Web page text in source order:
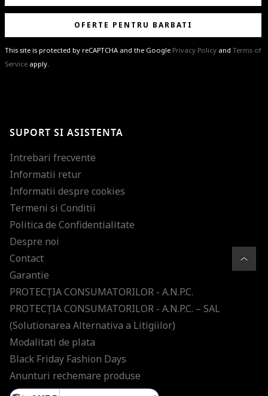
OFERTE PENTRU BARBATI
This site is protected by reCAPTCHA and the Google Privacy Policy and Terms of
Service apply.
ultimele tendinte in moda!
SUPORT SI ASISTENTA
Intrebari frecvente
Informatii retur
Informatii despre cookies
Termeni si Conditii
Politica de Confidentialitate
Despre noi
Contact
Garantie
PROTECŢIA CONSUMATORILOR - A.N.P.C.
PROTECŢIA CONSUMATORILOR - A.N.P.C. – SAL
(Solutionarea Alternativa a Litigiilor)
Modalitati de plata
Black Friday Fashion Days
Anunturi rechemare produse